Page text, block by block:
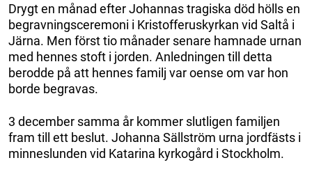
Drygt en månad efter Johannas tragiska död hölls en
begravningsceremoni i Kristofferuskyrkan vid Saltå i
Järna. Men först tio månader senare hamnade urnan
med hennes stoft i jorden. Anledningen till detta
berodde på att hennes familj var oense om var hon
borde begravas.
3 december samma år kommer slutligen familjen
fram till ett beslut. Johanna Sällström urna jordfästs i
minneslunden vid Katarina kyrkogård i Stockholm.